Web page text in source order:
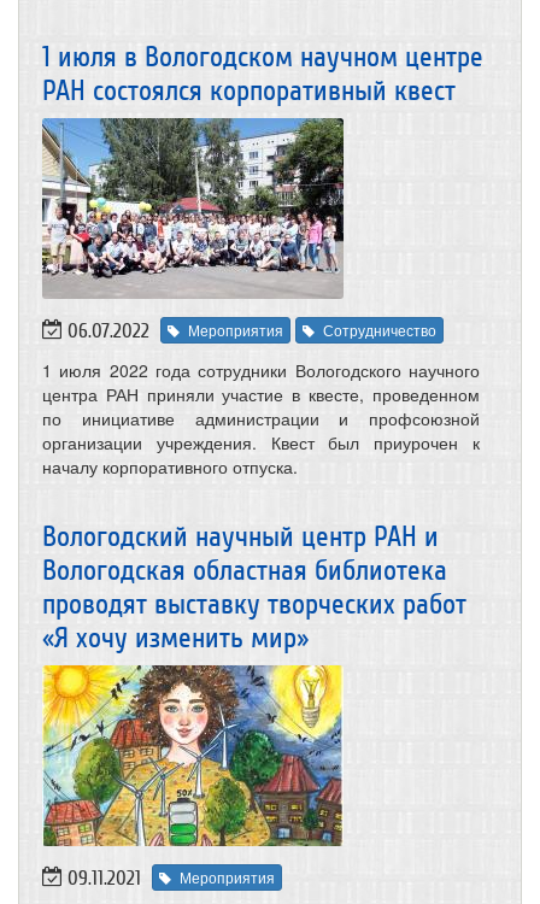
1 июля в Вологодском научном центре
РАН состоялся корпоративный квест
06.07.2022 Мероприятия Сотрудничество
1 июля 2022 года сотрудники Вологодского научного
центра РАН приняли участие в квесте, проведенном
по инициативе администрации и профсоюзной
организации учреждения. Квест был приурочен к
началу корпоративного отпуска.
Вологодский научный центр РАН и
Вологодская областная библиотека
проводят выставку творческих работ
«Я хочу изменить мир»
09.11.2021 Мероприятия